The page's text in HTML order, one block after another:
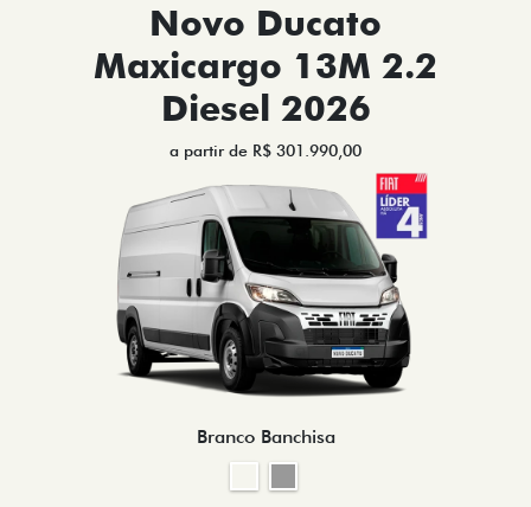
Novo Ducato
Maxicargo 13M 2.2
Diesel 2026
a partir de R$ 301.990,00
Branco Banchisa